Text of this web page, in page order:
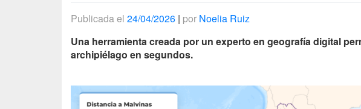
Publicada el 24/04/2026 | por Noelia Ruiz
Una herramienta creada por un experto en geografía digital
archipiélago en segundos.